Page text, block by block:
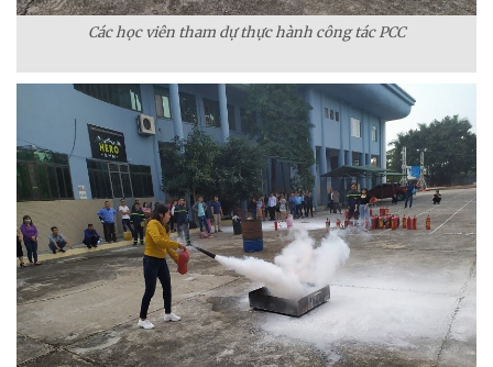
Các học viên tham dự thực hành công tác PCC